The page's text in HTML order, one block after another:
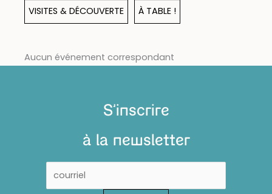
VISITES & DÉCOUVERTE À TABLE !
Aucun événement correspondant
S'inscrire
à la newsletter